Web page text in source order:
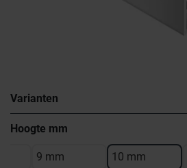
Varianten
Hoogte mm
9 mm 10 mm